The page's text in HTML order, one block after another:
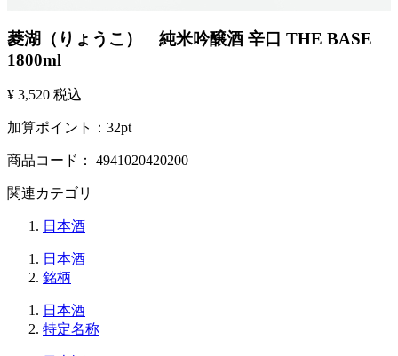
菱湖（りょうこ） 純米吟醸酒 辛口 THE BASE
1800ml
¥ 3,520 税込
加算ポイント： 32pt
商品コード： 4941020420200
関連カテゴリ
日本酒
日本酒
銘柄
日本酒
特定名称